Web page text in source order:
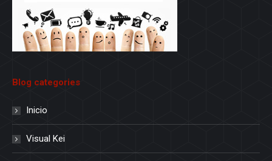
Blog categories
Inicio
Visual Kei